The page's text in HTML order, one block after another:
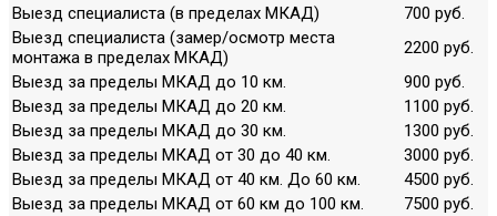
Выезд специалиста (в пределах МКАД)
700 руб.
Выезд специалиста (замер/осмотр места
монтажа в пределах МКАД)
2200 руб.
Выезд за пределы МКАД до 10 км.
900 руб.
Выезд за пределы МКАД до 20 км.
1100 руб.
Выезд за пределы МКАД до 30 км.
1300 руб.
Выезд за пределы МКАД от 30 до 40 км.
3000 руб.
Выезд за пределы МКАД от 40 км. До 60 км.
4500 руб.
Выезд за пределы МКАД от 60 км до 100 км.
7500 руб.